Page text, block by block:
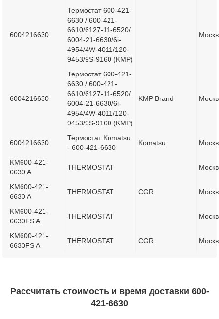
6004216630
Термостат 600-421-
6630 / 600-421-
6610/6127-11-6520/
6004-21-6630/6i-
4954/4W-4011/120-
9453/9S-9160 (KMP)
6004216630
Термостат 600-421-
6630 / 600-421-
6610/6127-11-6520/
6004-21-6630/6i-
4954/4W-4011/120-
9453/9S-9160 (KMP)
KMP Brand
6004216630
Термостат Komatsu
- 600-421-6630
Komatsu
KM600-421-
6630 A
THERMOSTAT
KM600-421-
6630 A
THERMOSTAT CGR
KM600-421-
6630FS A
THERMOSTAT
KM600-421-
6630FS A
THERMOSTAT CGR
Рассчитать стоимость и время доставки 600-
421-6630